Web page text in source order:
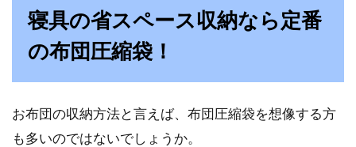
ハズレのないベッド！すのこマット
の材質を知って快適に！
ルのパイ...
寝具の省スペース収納なら定番
の布団圧縮袋！
お布団の収納方法と言えば、布団圧縮袋を想像する方
も多いのではないでしょうか。